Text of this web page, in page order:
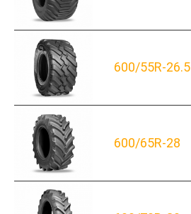
600/55R-26.5
600/65R-28